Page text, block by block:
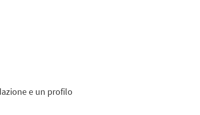
e un profilo